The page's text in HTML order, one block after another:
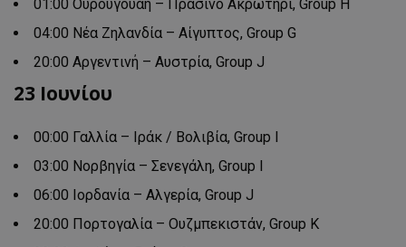
01:00 Ουρουγουάη – Πράσινο Ακρωτήρι, Group Η
04:00 Νέα Ζηλανδία – Αίγυπτος, Group G
20:00 Αργεντινή – Αυστρία, Group J
23 Ιουνίου
00:00 Γαλλία – Ιράκ / Βολιβία, Group I
03:00 Νορβηγία – Σενεγάλη, Group Ι
06:00 Ιορδανία – Αλγερία, Group J
20:00 Πορτογαλία – Ουζμπεκιστάν, Group Κ